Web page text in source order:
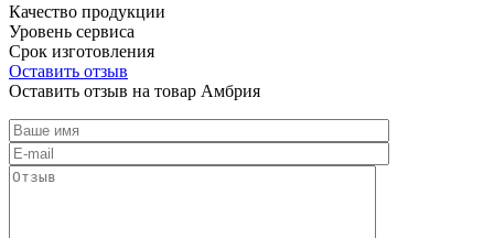
Качество продукции
Уровень сервиса
Срок изготовления
Оставить отзыв
Оставить отзыв на товар Амбрия